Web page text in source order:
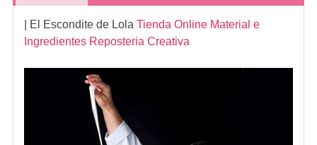
| El Escondite de Lola Tienda Online Material e
Ingredientes Reposteria Creativa